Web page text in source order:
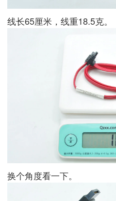
线长65厘米，线重18.5克。
换个角度看一下。